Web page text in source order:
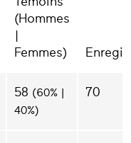
(Hommes
|
Femmes)
58 (60% |
40%)
70